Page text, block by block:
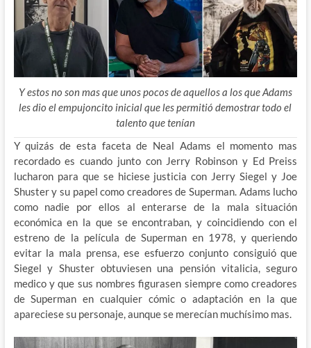
Y estos no son mas que unos pocos de aquellos a los que Adams
les dio el empujoncito inicial que les permitió demostrar todo el
talento que tenían
Y quizás de esta faceta de Neal Adams el momento mas
recordado es cuando junto con Jerry Robinson y Ed Preiss
lucharon para que se hiciese justicia con Jerry Siegel y Joe
Shuster y su papel como creadores de Superman. Adams lucho
como nadie por ellos al enterarse de la mala situación
económica en la que se encontraban, y coincidiendo con el
estreno de la película de Superman en 1978, y queriendo
evitar la mala prensa, ese esfuerzo conjunto consiguió que
Siegel y Shuster obtuviesen una pensión vitalicia, seguro
medico y que sus nombres figurasen siempre como creadores
de Superman en cualquier cómic o adaptación en la que
apareciese su personaje, aunque se merecían muchísimo mas.